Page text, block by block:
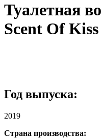
Туалетная
Scent Of Kiss
Год выпуска:
2019
Страна производства: